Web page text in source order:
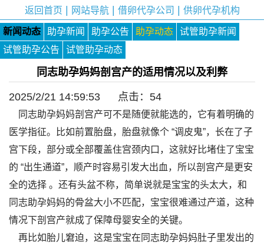
返回首页 网站导航| 借卵代孕公司 供卵代孕机构
新闻动态 助孕新闻 助孕公告 助孕动态
试管助孕新闻
试管助孕公告
试管助孕动态
同志助孕妈妈剖宫产的适用情况以及利弊
2025/2/21 14:59:53 点击： 54
同志助孕妈妈剖宫产可不是随便就能选的，它有着明确的
医学指征。比如前置胎盘，胎盘就像个 “调皮鬼”，长在了子
宫下段，部分或全部覆盖住宫颈内口，这就好比堵住了宝宝
的 “出生通道”，顺产时容易引发大出血，所以剖宫产是更安
全的选择 。还有头盆不称，简单说就是宝宝的头太大，和
同志助孕妈妈的骨盆大小不匹配，宝宝很难通过产道，这种
情况下剖宫产就成了保障母婴安全的关键。
再比如胎儿窘迫，这是宝宝在同志助孕妈妈肚子里发出的